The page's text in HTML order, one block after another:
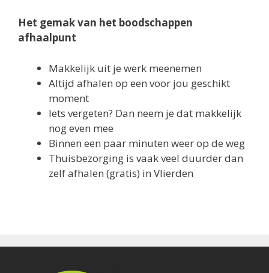
Het gemak van het boodschappen
afhaalpunt
Makkelijk uit je werk meenemen
Altijd afhalen op een voor jou geschikt
moment
Iets vergeten? Dan neem je dat makkelijk
nog even mee
Binnen een paar minuten weer op de weg
Thuisbezorging is vaak veel duurder dan
zelf afhalen (gratis) in Vlierden